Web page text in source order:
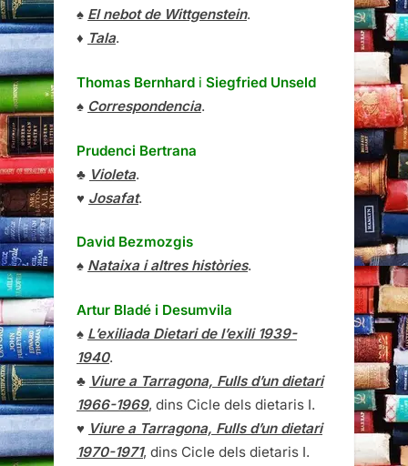
♠ El nebot de Wittgenstein.
♦ Tala.
Thomas Bernhard i Siegfried Unseld
♠ Correspondencia.
Prudenci Bertrana
♣ Violeta.
♥ Josafat.
David Bezmozgis
♠ Nataixa i altres històries.
Artur Bladé i Desumvila
♠ L’exiliada Dietari de l’exili 1939-
1940.
♣ Viure a Tarragona, Fulls d’un dietari
1966-1969, dins Cicle dels dietaris I.
♥ Viure a Tarragona, Fulls d’un dietari
1970-1971, dins Cicle dels dietaris I.